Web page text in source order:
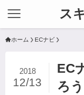
ス
ホーム ECナビ
EC
ろう
2018
12/13